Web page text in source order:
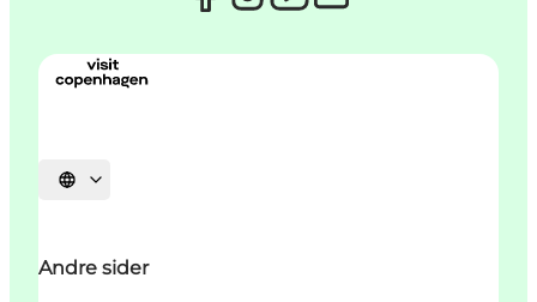
Vælg sprog
Andre sider